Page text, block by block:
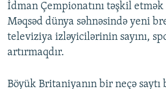
İdman Çempionatını təşkil
Məqsəd dünya səhnəsində yeni
televiziya izləyicilərinin sayını,
artırmaqdır.
Böyük Britaniyanın bir neçə